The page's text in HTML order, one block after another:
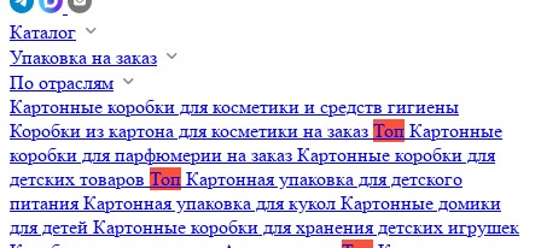
Каталог
Упаковка на заказ
По отраслям
Картонные коробки для косметики и средств гигиены
Коробки из картона для косметики на заказ Топ Картонные
коробки для парфюмерии на заказ Картонные коробки для
детских товаров Топ Картонная упаковка для детского
питания Картонная упаковка для кукол Картонные домики
для детей Картонные коробки для хранения детских игрушек